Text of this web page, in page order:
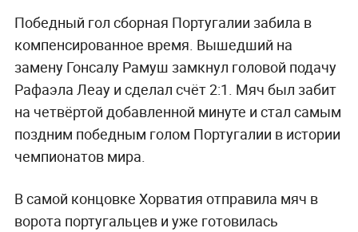
Победный гол сборная Португалии забила в
компенсированное время. Вышедший на
замену Гонсалу Рамуш замкнул головой подачу
Рафаэла Леау и сделал счёт 2:1. Мяч был забит
на четвёртой добавленной минуте и стал самым
поздним победным голом Португалии в истории
чемпионатов мира.
В самой концовке Хорватия отправила мяч в
ворота португальцев и уже готовилась